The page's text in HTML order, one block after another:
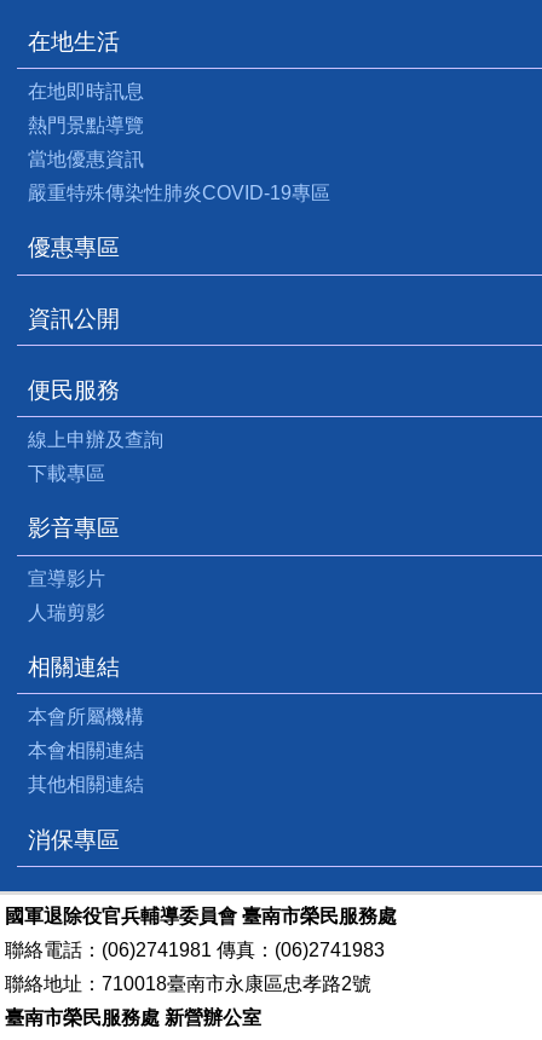
在地生活
在地即時訊息
熱門景點導覽
當地優惠資訊
嚴重特殊傳染性肺炎COVID-19專區
優惠專區
資訊公開
便民服務
線上申辦及查詢
下載專區
影音專區
宣導影片
人瑞剪影
相關連結
本會所屬機構
本會相關連結
其他相關連結
消保專區
國軍退除役官兵輔導委員會 臺南市榮民服務處
聯絡電話：(06)2741981 傳真：(06)2741983
聯絡地址：710018臺南市永康區忠孝路2號
臺南市榮民服務處 新營辦公室